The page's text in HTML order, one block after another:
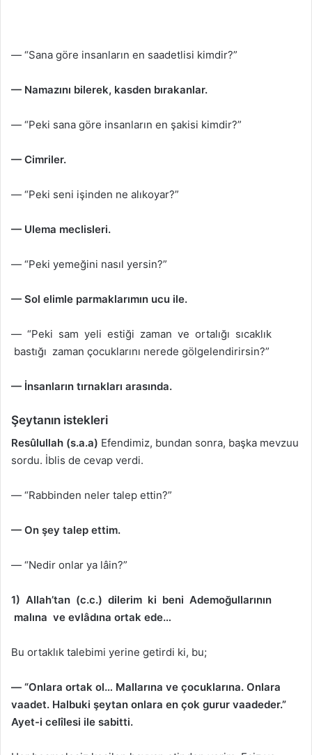
— “Sana göre insanların en saadetlisi kimdir?”
— Namazını bilerek, kasden bırakanlar.
— “Peki sana göre insanların en şakisi kimdir?”
— Cimriler.
— “Peki seni işinden ne alıkoyar?”
— Ulema meclisleri.
— “Peki yemeğini nasıl yersin?”
— Sol elimle parmaklarımın ucu ile.
— “Peki sam yeli estiği zaman ve ortalığı sıcaklık
bastığı zaman çocuklarını nerede gölgelendirirsin?”
— İnsanların tırnakları arasında.
Şeytanın istekleri
Resûlullah (s.a.a) Efendimiz, bundan sonra, başka mevzuu
sordu. İblis de cevap verdi.
— “Rabbinden neler talep ettin?”
— On şey talep ettim.
— “Nedir onlar ya lâin?”
1) Allah’tan (c.c.) dilerim ki beni Ademoğullarının
malına ve evlâdına ortak ede…
Bu ortaklık talebimi yerine getirdi ki, bu;
— “Onlara ortak ol… Mallarına ve çocuklarına. Onlara
vaadet. Halbuki şeytan onlara en çok gurur vaadeder.”
Ayet-i celîlesi ile sabitti.